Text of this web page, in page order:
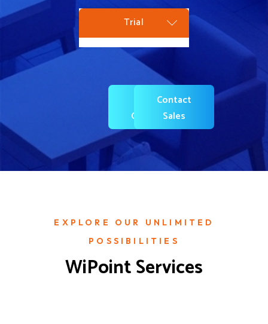
Trial
On-Premises
White-Label
Full Package
Contact A
Consultant
Contact
Sales
EXPLORE OUR UNLIMITED
POSSIBILITIES
WiPoint Services